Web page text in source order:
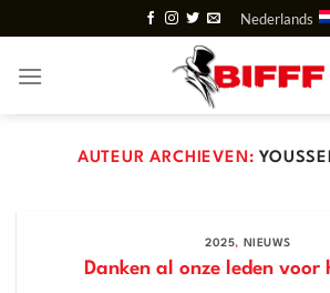
naar
inhoud
Nederlands
AUTEUR ARCHIEVEN:
2025, NIEUWS
Danken al onze leden voor